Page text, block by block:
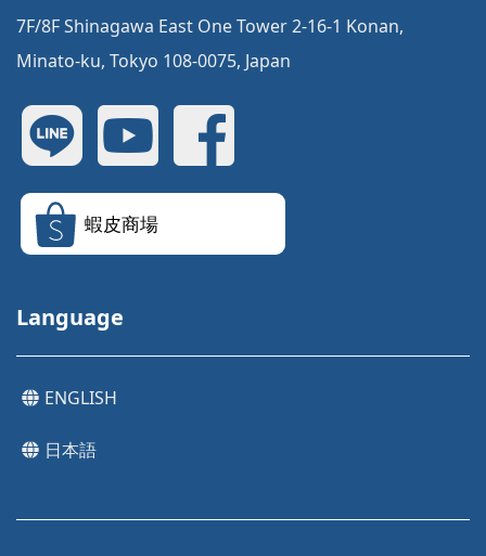
7F/8F Shinagawa East One Tower 2-16-1 Konan,
Minato-ku, Tokyo 108-0075, Japan
蝦皮商場
Language
ENGLISH
日本語